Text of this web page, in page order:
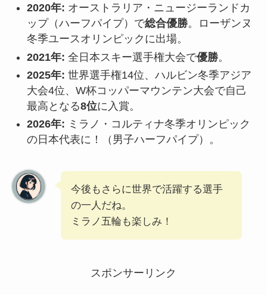
2020年: オーストラリア・ニュージーランドカ
ップ（ハーフパイプ）で総合優勝。ローザンヌ
冬季ユースオリンピックに出場。
2021年: 全日本スキー選手権大会で優勝。
2025年: 世界選手権14位、ハルビン冬季アジア
大会4位、W杯コッパーマウンテン大会で自己
最高となる8位に入賞。
2026年: ミラノ・コルティナ冬季オリンピック
の日本代表に！（男子ハーフパイプ）。
今後もさらに世界で活躍する選手
の一人だね。
ミラノ五輪も楽しみ！
スポンサーリンク